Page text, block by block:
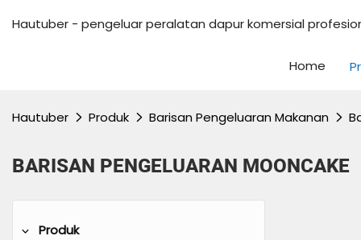
Hautuber - pengeluar peralatan dapur komersial
Home
Hautuber Produk Barisan Pengeluaran Makanan
BARISAN PENGELUARAN MOONCAKE
Produk